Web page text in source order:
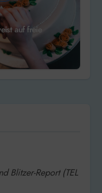
auf freie
Blitzer-Report (TEL